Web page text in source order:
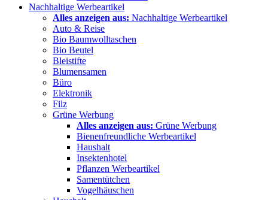
Nachhaltige Werbeartikel
Alles anzeigen aus: Nachhaltige Werbeartikel
Auto & Reise
Bio Baumwolltaschen
Bio Beutel
Bleistifte
Blumensamen
Büro
Elektronik
Filz
Grüne Werbung
Alles anzeigen aus: Grüne Werbung
Bienenfreundliche Werbeartikel
Haushalt
Insektenhotel
Pflanzen Werbeartikel
Samentütchen
Vogelhäuschen